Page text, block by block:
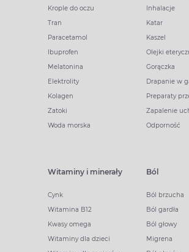
Krople do oczu
Tran
Paracetamol
Ibuprofen
Melatonina
Elektrolity
Kolagen
Zatoki
Woda morska
Inhalacje
Katar
Kaszel
Olejki
Gorączka
Drapanie w
Preparaty
Zapalenie
Odporność
Witaminy i minerały
Cynk
Witamina B12
Kwasy omega
Witaminy dla dzieci
Ból
Ból brzucha
Ból gardła
Ból głowy
Migrena